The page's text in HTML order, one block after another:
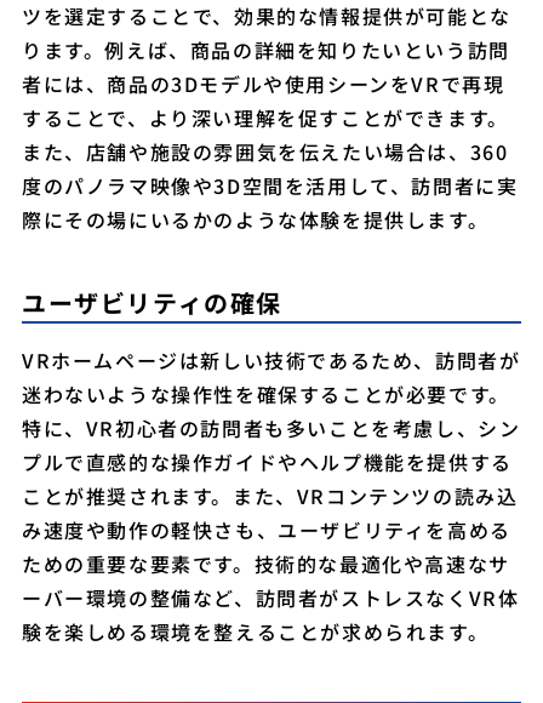
ツを選定することで、効果的な情報提供が可能とな
ります。例えば、商品の詳細を知りたいという訪問
者には、商品の3Dモデルや使用シーンをVRで再現
することで、より深い理解を促すことができます。
また、店舗や施設の雰囲気を伝えたい場合は、360
度のパノラマ映像や3D空間を活用して、訪問者に実
際にその場にいるかのような体験を提供します。
ユーザビリティの確保
VRホームページは新しい技術であるため、訪問者が
迷わないような操作性を確保することが必要です。
特に、VR初心者の訪問者も多いことを考慮し、シン
プルで直感的な操作ガイドやヘルプ機能を提供する
ことが推奨されます。また、VRコンテンツの読み込
み速度や動作の軽快さも、ユーザビリティを高める
ための重要な要素です。技術的な最適化や高速なサ
ーバー環境の整備など、訪問者がストレスなくVR体
験を楽しめる環境を整えることが求められます。